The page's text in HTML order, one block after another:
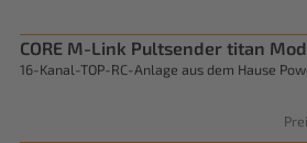
CORE M-Link Pultsender titan
16-Kanal-TOP-RC-Anlage aus dem Hause